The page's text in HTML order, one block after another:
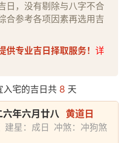
日，没有剔除与八字不合
合参考各项因素再选用吉
供专业吉日择取服务！ 详
入宅的吉日共 8 天
年六月廿八 黄道日
建星：成日
冲煞：冲狗煞